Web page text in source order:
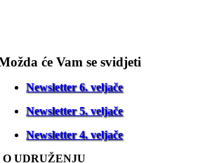
će Vam se svidjeti
Newsletter 6. veljače
Newsletter 5. veljače
Newsletter 4. veljače
O UDRUŽENJU